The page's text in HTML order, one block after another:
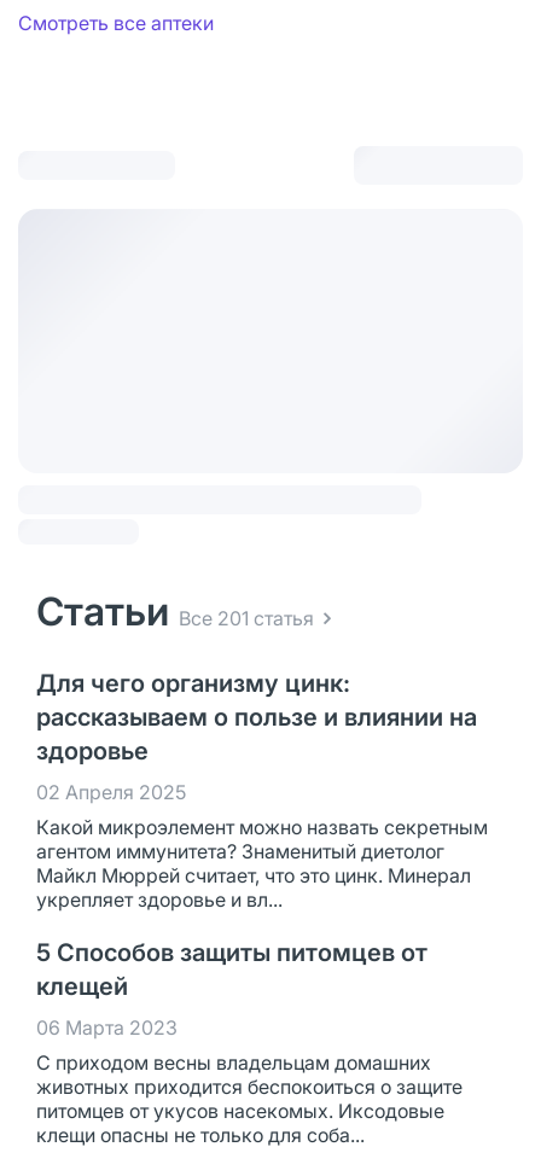
Смотреть все аптеки
Статьи Все 201 статья
Для чего организму цинк:
рассказываем о пользе и влиянии на
здоровье
02 Апреля 2025
Какой микроэлемент можно назвать секретным
агентом иммунитета? Знаменитый диетолог
Майкл Мюррей считает, что это цинк. Минерал
укрепляет здоровье и вл...
5 Способов защиты питомцев от
клещей
06 Марта 2023
С приходом весны владельцам домашних
животных приходится беспокоиться о защите
питомцев от укусов насекомых. Иксодовые
клещи опасны не только для соба...